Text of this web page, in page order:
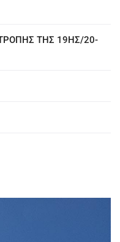
ΤΗΣ 19ΗΣ/20-